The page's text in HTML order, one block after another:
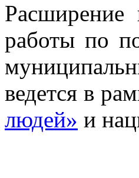
работы по
ведется в
людей» и